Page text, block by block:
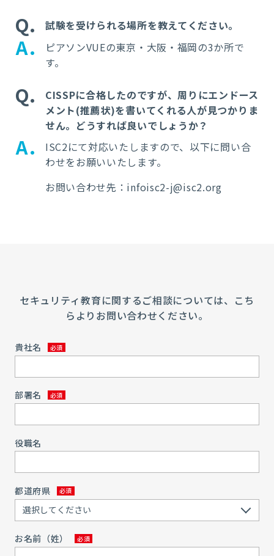
Q 試験を受けられる場所を教えてください。
A
ピアソンVUEの東京・大阪・福岡の3か所で
す。
Q
CISSPに合格したのですが、周りにエンドース
メント(推薦状)を書いてくれる人が見つかりま
せん。どうすれば良いでしょうか？
A
ISC2にて対応いたしますので、以下に問い合
わせをお願いいたします。
お問い合わせ先： infoisc2-j@isc2.org
セキュリティ教育に関するご相談については、こち
らよりお問い合わせください。
貴社名
部署名
役職名
都道府県
お名前（姓）